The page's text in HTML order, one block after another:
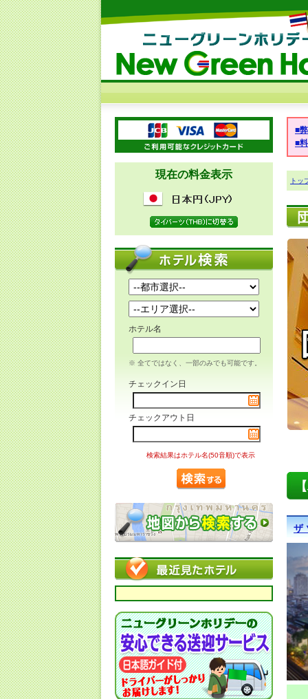
現在の料金表示
ホテル名
※ 全てではなく、一部のみでも可能です。
チェックイン日
チェックアウト日
検索結果はホテル名(50音順)で表示
■
■
トッ
ザ